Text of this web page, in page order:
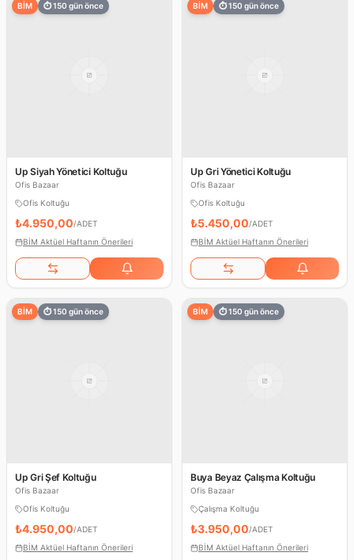
BİM ⏱150 gün önce
Up Siyah Yönetici Koltuğu
Ofis Bazaar
Ofis Koltuğu
₺4.950,00/ADET
BİM Aktüel Haftanın Önerileri
BİM ⏱150 gün önce
Up Gri Yönetici Koltuğu
Ofis Bazaar
Ofis Koltuğu
₺5.450,00/ADET
BİM Aktüel Haftanın Önerileri
BİM ⏱150 gün önce
Up Gri Şef Koltuğu
Ofis Bazaar
Ofis Koltuğu
₺4.950,00/ADET
BİM Aktüel Haftanın Önerileri
BİM ⏱150 gün önce
Buya Beyaz Çalışma Koltuğu
Ofis Bazaar
Çalışma Koltuğu
₺3.950,00/ADET
BİM Aktüel Haftanın Önerileri